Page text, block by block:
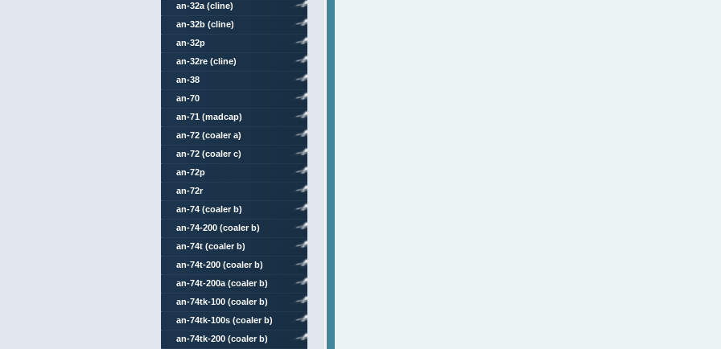
an-32a (cline)
an-32b (cline)
an-32p
an-32re (cline)
an-38
an-70
an-71 (madcap)
an-72 (coaler a)
an-72 (coaler c)
an-72p
an-72r
an-74 (coaler b)
an-74-200 (coaler b)
an-74t (coaler b)
an-74t-200 (coaler b)
an-74t-200a (coaler b)
an-74tk-100 (coaler b)
an-74tk-100s (coaler b)
an-74tk-200 (coaler b)